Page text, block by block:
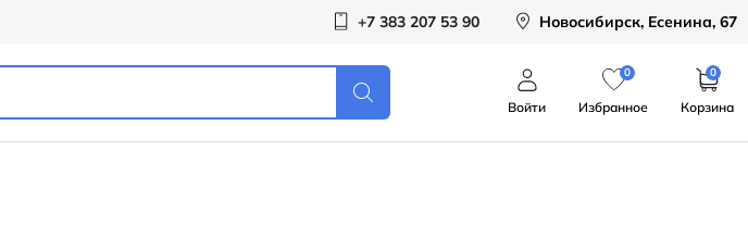
+7 383 207 53 90 Новосибирск, Есенина, 67
Войти
0
Избранное
0
Корзина